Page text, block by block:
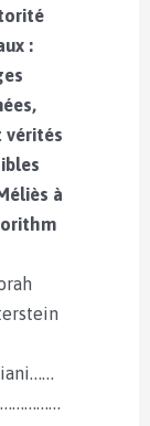
:
vérités
à